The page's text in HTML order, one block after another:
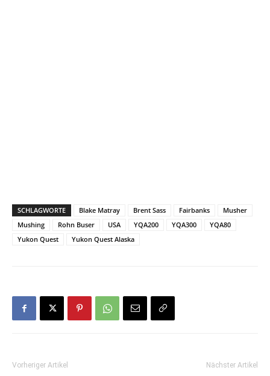
SCHLAGWORTE Blake Matray Brent Sass Fairbanks
Musher
Mushing
Rohn Buser USA YQA200 YQA300
YQA80
Yukon Quest
Yukon Quest Alaska
Vorheriger Artikel Nächster Artikel